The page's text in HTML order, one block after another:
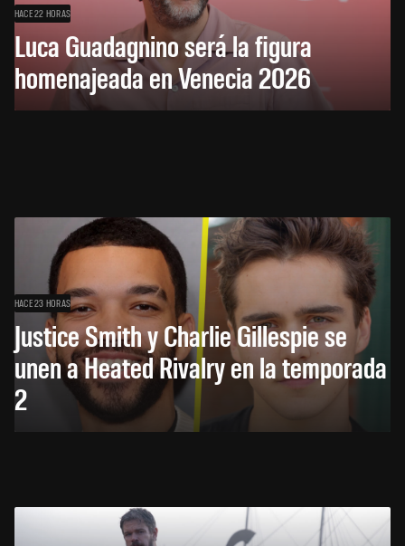
HACE 22 HORAS
Luca Guadagnino será la figura
homenajeada en Venecia 2026
HACE 23 HORAS
Justice Smith y Charlie Gillespie se
unen a Heated Rivalry en la temporada
2